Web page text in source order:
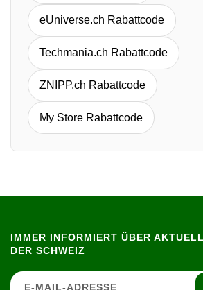
eUniverse.ch Rabattcode
Techmania.ch Rabattcode
ZNIPP.ch Rabattcode
My Store Rabattcode
IMMER INFORMIERT ÜBER
DER SCHWEIZ